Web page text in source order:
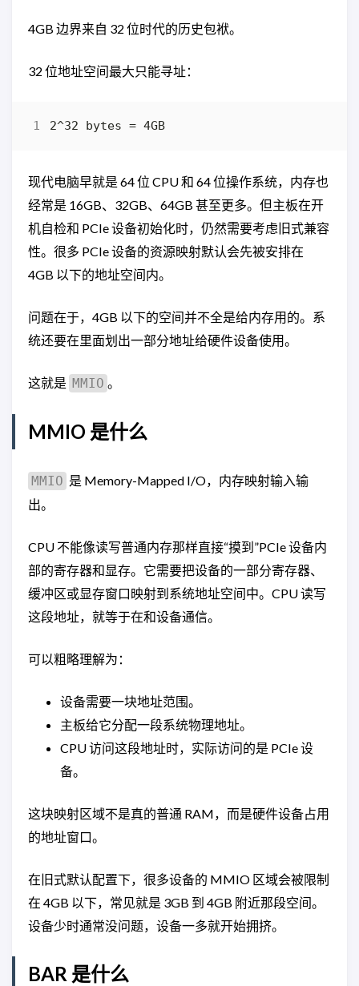
4GB 边界来自 32 位时代的历史包袱。
32 位地址空间最大只能寻址：
现代电脑早就是 64 位 CPU 和 64 位操作系统，内存也
经常是 16GB、32GB、64GB 甚至更多。但主板在开
机自检和 PCIe 设备初始化时，仍然需要考虑旧式兼容
性。很多 PCIe 设备的资源映射默认会先被安排在
4GB 以下的地址空间内。
问题在于，4GB 以下的空间并不全是给内存用的。系
统还要在里面划出一部分地址给硬件设备使用。
这就是 MMIO 。
MMIO 是什么
MMIO 是 Memory-Mapped I/O，内存映射输入输
出。
CPU 不能像读写普通内存那样直接“摸到”PCIe 设备内
部的寄存器和显存。它需要把设备的一部分寄存器、
缓冲区或显存窗口映射到系统地址空间中。CPU 读写
这段地址，就等于在和设备通信。
可以粗略理解为：
设备需要一块地址范围。
主板给它分配一段系统物理地址。
CPU 访问这段地址时，实际访问的是 PCIe 设
备。
这块映射区域不是真的普通 RAM，而是硬件设备占用
的地址窗口。
在旧式默认配置下，很多设备的 MMIO 区域会被限制
在 4GB 以下，常见就是 3GB 到 4GB 附近那段空间。
设备少时通常没问题，设备一多就开始拥挤。
BAR 是什么